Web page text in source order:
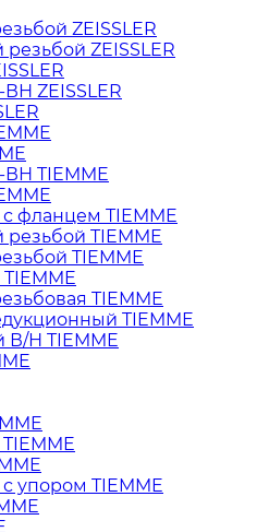
ZEISSLER
ZEISSLER
ZEISSLER
TIEMME
фланцем TIEMME
резьбой TIEMME
TIEMME
TIEMME
TIEMME
В/Н TIEMME
упором TIEMME